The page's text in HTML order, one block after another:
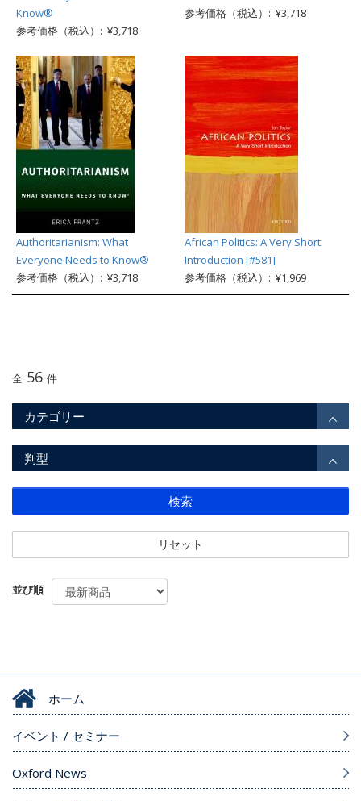
Know®
参考価格（税込）: ¥3,718
参考価格（税込）: ¥3,718
Authoritarianism: What
Everyone Needs to Know®
参考価格（税込）: ¥3,718
African Politics: A Very Short
Introduction [#581]
参考価格（税込）: ¥1,969
全 56 件
カテゴリー
判型
検索
リセット
並び順
ホーム
イベント / セミナー
Oxford News